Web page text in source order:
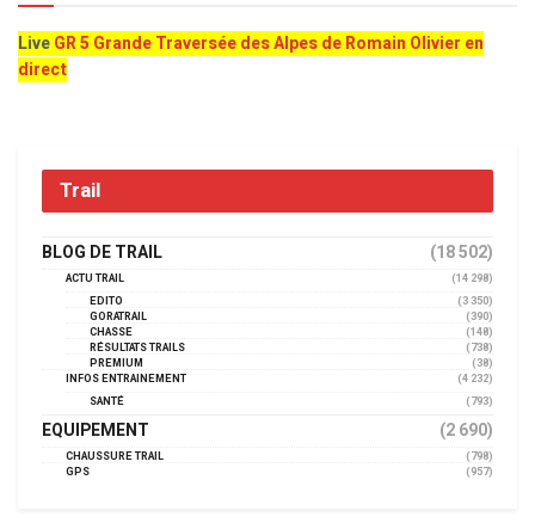
LiveGR 5 Grande Traversée des Alpes de Romain Olivier en
direct
Trail
BLOG DE TRAIL (18 502)
ACTU TRAIL
(14 298)
EDITO
(3 350)
GORATRAIL
(390)
CHASSE
(148)
RÉSULTATS TRAILS
(738)
PREMIUM
(38)
INFOS ENTRAINEMENT
(4 232)
SANTÉ
(793)
EQUIPEMENT (2 690)
CHAUSSURE TRAIL
(798)
GPS
(957)